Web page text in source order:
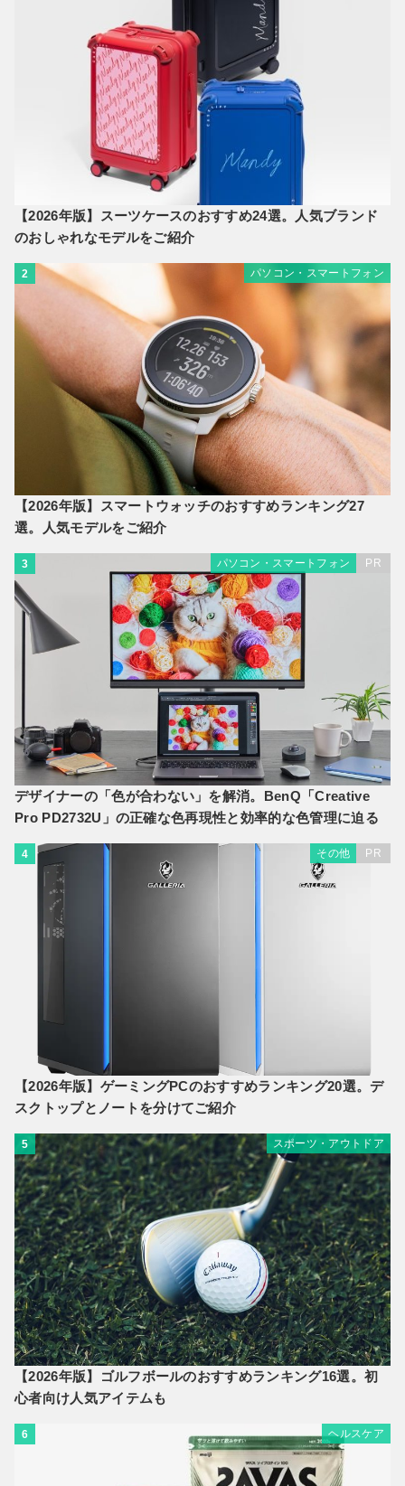
【2026年版】スーツケースのおすすめ24選。人気ブランド
のおしゃれなモデルをご紹介
2 パソコン・スマートフォン
【2026年版】スマートウォッチのおすすめランキング27
選。人気モデルをご紹介
3 パソコン・スマートフォン PR
デザイナーの「色が合わない」を解消。BenQ「Creative
Pro PD2732U」の正確な色再現性と効率的な色管理に迫る
4 その他 PR
【2026年版】ゲーミングPCのおすすめランキング20選。デ
スクトップとノートを分けてご紹介
5 スポーツ・アウトドア
【2026年版】ゴルフボールのおすすめランキング16選。初
心者向け人気アイテムも
6 ヘルスケア